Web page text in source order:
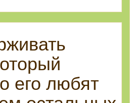
его любят